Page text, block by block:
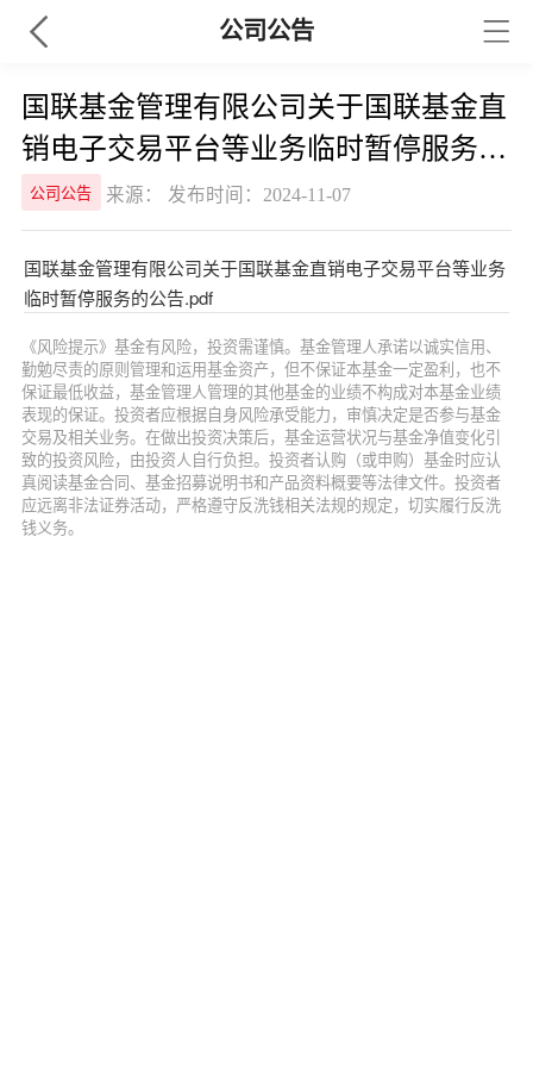
公司公告
国联基金管理有限公司关于国联基金直
销电子交易平台等业务临时暂停服务的
公告
公司公告 来源： 发布时间：2024-11-07
国联基金管理有限公司关于国联基金直销电子交易平台等业务
临时暂停服务的公告.pdf
《风险提示》基金有风险，投资需谨慎。基金管理人承诺以诚实信用、
勤勉尽责的原则管理和运用基金资产，但不保证本基金一定盈利，也不
保证最低收益，基金管理人管理的其他基金的业绩不构成对本基金业绩
表现的保证。投资者应根据自身风险承受能力，审慎决定是否参与基金
交易及相关业务。在做出投资决策后，基金运营状况与基金净值变化引
致的投资风险，由投资人自行负担。投资者认购（或申购）基金时应认
真阅读基金合同、基金招募说明书和产品资料概要等法律文件。投资者
应远离非法证券活动，严格遵守反洗钱相关法规的规定，切实履行反洗
钱义务。